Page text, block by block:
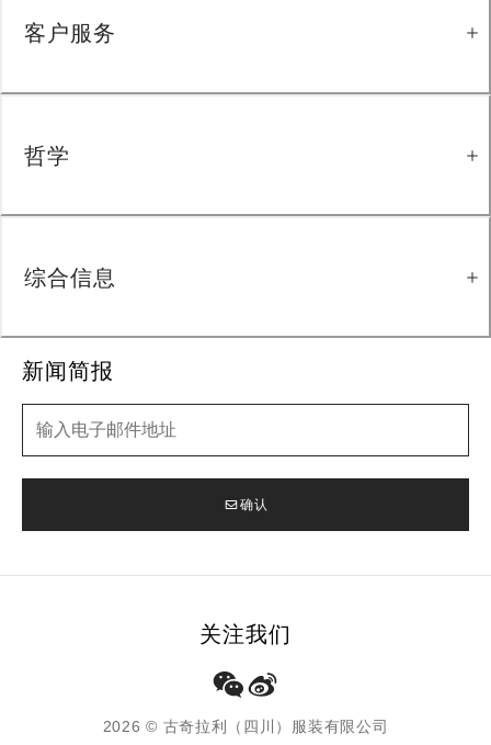
新闻简报
确认
客户服务
哲学
综合信息
关注我们
2026 © 古奇拉利（四川）服装有限公司